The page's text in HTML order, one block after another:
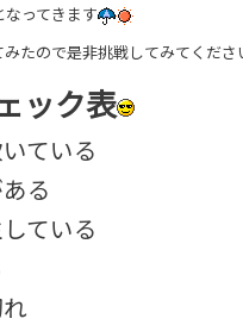
ってきます
たので是非挑戦してみてくださ
ック表
ている
る
ている